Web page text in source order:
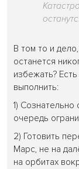
В том то и
останется
избежать?
выполнить:
1)
очередь
2) Готовить
Марс, не на
на орбитах